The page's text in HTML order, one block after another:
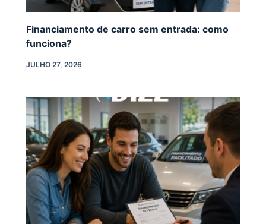
Financiamento de carro sem entrada: como
funciona?
JULHO 27, 2026